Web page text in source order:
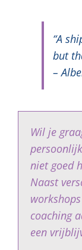
“A
but
–
Wil je
niet goed
Naast
coaching
een